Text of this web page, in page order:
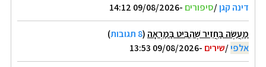
דינה קגן/סיפורים -09/08/2026 14:12
מַעֲשֶׂה בַּחֲזִיר שֶׁהִבִּיט בַּמַּרְאָה (8 תגובות
)
אלפי/שירים -09/08/2026 13:53